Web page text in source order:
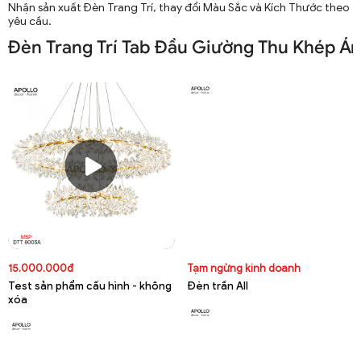
Nhận sản xuất Đèn Trang Trí, thay đổi Màu Sắc và Kích Thước theo
yêu cầu.
Đèn Trang Trí Tab Đầu Giường Thu Khép
15.000.000đ
Test sản phẩm cấu hình - không
xóa
Tạm ngừng kinh doanh
Đèn trần All